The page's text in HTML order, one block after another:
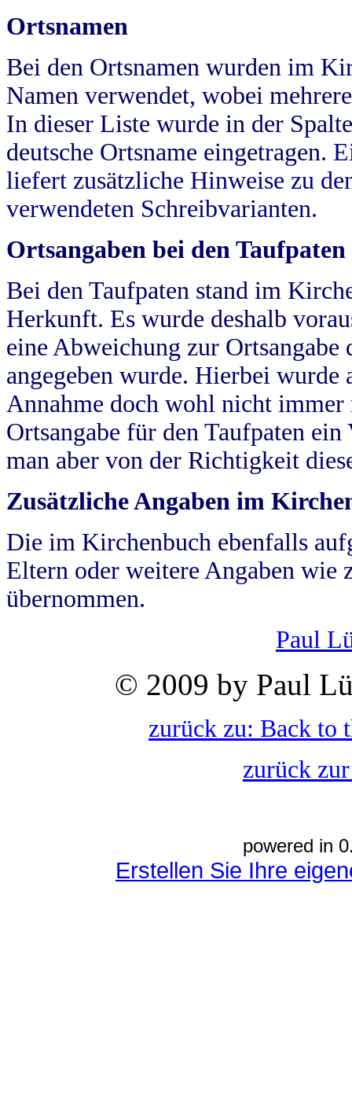
Ortsnamen
Bei den Ortsnamen wurden im
Namen verwendet, wobei
In dieser Liste wurde in der
deutsche Ortsname eingetragen.
liefert zusätzliche Hinweise zu
verwendeten Schreibvarianten.
Ortsangaben bei den Taufpaten
Bei den Taufpaten stand im
Herkunft. Es wurde deshalb
eine Abweichung zur
angegeben wurde. Hierbei wurde
Annahme doch wohl nicht
Ortsangabe für den Taufpaten
man aber von der Richtigkeit
Zusätzliche Angaben im
Die im Kirchenbuch ebenfalls
Eltern oder weitere Angaben wie
übernommen.
Paul
© 2009 by Paul
zurück zu: Back to
zurück
powered in
Erstellen Sie Ihre